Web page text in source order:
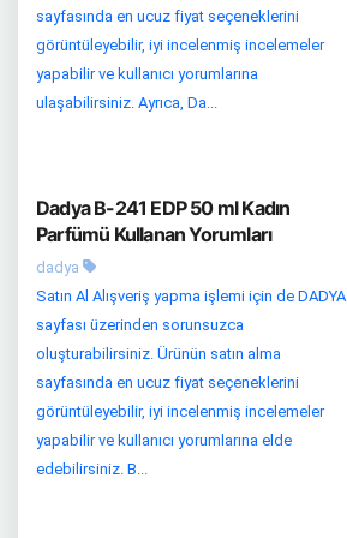
sayfasında en ucuz fiyat seçeneklerini
görüntüleyebilir, iyi incelenmiş incelemeler
yapabilir ve kullanıcı yorumlarına
ulaşabilirsiniz. Ayrıca, Da...
Dadya B-241 EDP 50 ml Kadın
Parfümü Kullanan Yorumları
dadya
Satın Al Alışveriş yapma işlemi için de DADYA
sayfası üzerinden sorunsuzca
oluşturabilirsiniz. Ürünün satın alma
sayfasında en ucuz fiyat seçeneklerini
görüntüleyebilir, iyi incelenmiş incelemeler
yapabilir ve kullanıcı yorumlarına elde
edebilirsiniz. B...